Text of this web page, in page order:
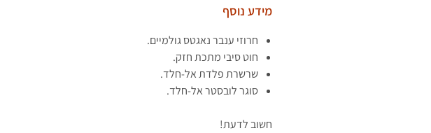
מידע נוסף
חרוזי ענבר נאגטס גולמיים.
חוט סיבי מתכת חזק.
שרשרת פלדת אל-חלד.
סוגר לובסטר אל-חלד.
חשוב לדעת!